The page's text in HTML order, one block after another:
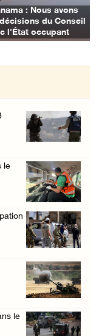
...
d ...
...
Al-Lo ...
mai ...
...
...
: Nous avons
du Conseil
l'État occupant
le
le